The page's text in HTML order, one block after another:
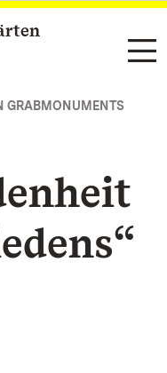
GRABMONUMENTS